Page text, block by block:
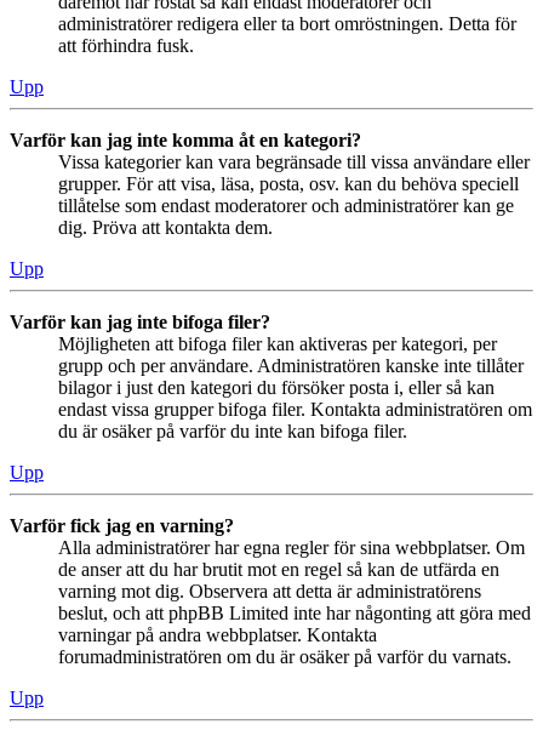
administratörer redigera eller ta bort omröstningen. Detta för
att förhindra fusk.
Upp
Varför kan jag inte komma åt en kategori?
Vissa kategorier kan vara begränsade till vissa användare eller
grupper. För att visa, läsa, posta, osv. kan du behöva speciell
tillåtelse som endast moderatorer och administratörer kan ge
dig. Pröva att kontakta dem.
Upp
Varför kan jag inte bifoga filer?
Möjligheten att bifoga filer kan aktiveras per kategori, per
grupp och per användare. Administratören kanske inte tillåter
bilagor i just den kategori du försöker posta i, eller så kan
endast vissa grupper bifoga filer. Kontakta administratören om
du är osäker på varför du inte kan bifoga filer.
Upp
Varför fick jag en varning?
Alla administratörer har egna regler för sina webbplatser. Om
de anser att du har brutit mot en regel så kan de utfärda en
varning mot dig. Observera att detta är administratörens
beslut, och att phpBB Limited inte har någonting att göra med
varningar på andra webbplatser. Kontakta
forumadministratören om du är osäker på varför du varnats.
Upp